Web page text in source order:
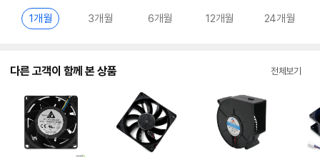
1개월 3개월 6개월 12개월 24개월
다른 고객이 함께 본 상품 전체보기